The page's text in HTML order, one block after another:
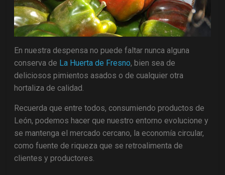
En nuestra despensa no puede faltar nunca alguna
conserva de La Huerta de Fresno, bien sea de
deliciosos pimientos asados o de cualquier otra
hortaliza de calidad.
Recuerda que entre todos, consumiendo productos de
León, podemos hacer que nuestro entorno evolucione y
se mantenga el mercado cercano, la economía circular,
como fuente de riqueza que se retroalimenta de
clientes y productores.